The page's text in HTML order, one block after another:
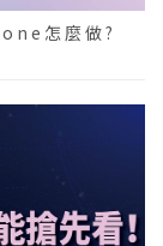
怎麼做?